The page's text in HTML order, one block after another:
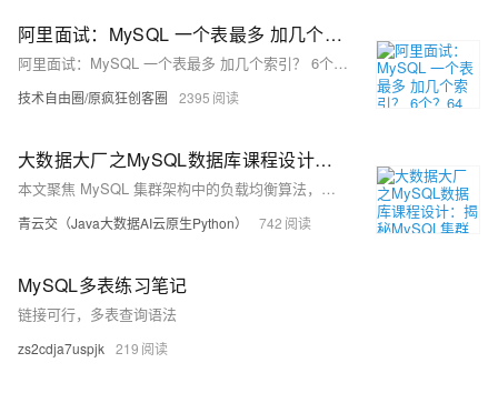
阿里面试：MySQL 一个表最多 加几个索引？ 6个？64个？还是多少？
阿里面试：MySQL 一个表最多 加几个索引？ 6个？64个？还是多少？
技术自由圈/原疯狂创客圈 2395
大数据大厂之MySQL数据库课程设计：揭秘MySQL集群架构负载均衡核心算法：从理论到Java代码实战，让你的数据库性能飙升！
本文聚焦 MySQL 集群架构中的负载均衡算法，阐述其重要性。详细介绍轮询、加权轮询、最少连接、加权最少连接、随机、源地址哈希等常用算法，分析各自优缺点及适用场景。并提供 Java 语言代码实现示例，助力直观理解。文章结构清晰，语言通俗易懂，对理解和应用负载均衡算法具有实用价值和参考价值。
青云交（Java大数据AI云原生Python） 742
MySQL多表练习笔记
链接可行，多表查询语法
zs2cdja7uspjk 219